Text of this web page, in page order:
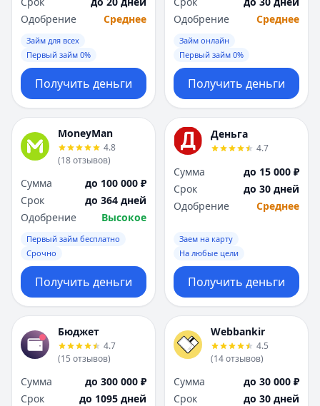
Одобрение
Среднее
Займ для всех
Первый займ 0%
Получить деньги
Одобрение
Среднее
Займ онлайн
Первый займ 0%
Получить деньги
MoneyMan
4.8
(18отзывов)
Сумма
до 100 000 ₽
Срок
до 364 дней
Одобрение
Высокое
Первый займ бесплатно
Срочно
Получить деньги
Деньга
4.7
Сумма
до 15 000 ₽
Срок
до 30 дней
Одобрение
Среднее
Заем на карту
На любые цели
Получить деньги
Бюджет
4.7
(15 отзывов)
Сумма
до 300 000 ₽
Срок
до 1095 дней
Webbankir
4.5
(14отзывов)
Сумма
до 30 000 ₽
Срок
до 30 дней